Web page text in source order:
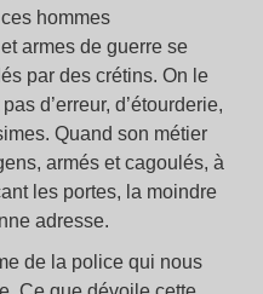
hommes
armes de guerre se
par des crétins. On le
d’erreur, d’étourderie,
Quand son métier
armés et cagoulés, à
les portes, la moindre
adresse.
de la police qui nous